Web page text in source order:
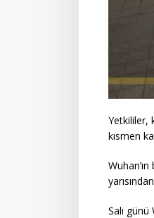
Yetkililer,
kısmen
Salı